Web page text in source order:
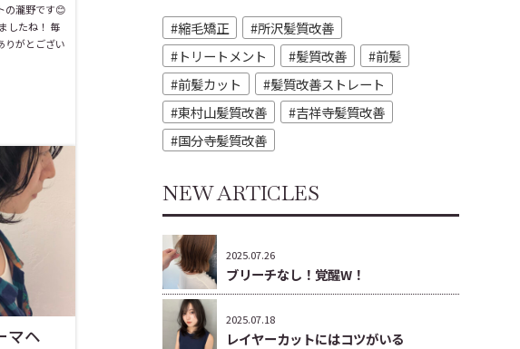
の瀧野です😊
したね！ 毎
りがとござい
マヘ
縮毛矯正
所沢髪質改善
トリートメント
髪質改善
前髪
前髪カット
髪質改善ストレート
東村山髪質改善
吉祥寺髪質改善
国分寺髪質改善
NEW ARTICLES
2025.07.26
ブリーチなし！覚醒W！
2025.07.18
レイヤーカットにはコツがいる